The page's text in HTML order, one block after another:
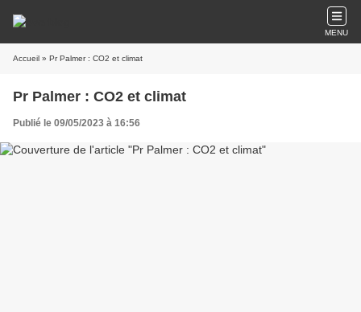
MENU
Accueil » Pr Palmer : CO2 et climat
Pr Palmer : CO2 et climat
Publié le 09/05/2023 à 16:56